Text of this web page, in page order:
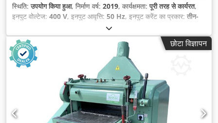
स्थिति:उपयोग किया हुआ, निर्माण वर्ष: 2019, कार्यक्षमता:पूरी तरह से कार्यरत,
इनपुट वोल्टेज: 400 V, इनपुट आवृत्ति: 50 Hz, इनपुट करेंट का प्रकार: तीन-
, उपकरण व्यास:
96, संचालन प्रकार:विद्युत, उपकरण:सीई चिह्नांकन,
छोटा विज्ञापन